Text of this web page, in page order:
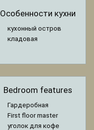
Особенности кухни
кухонный остров
кладовая
Bedroom features
Гардеробная
First floor master
уголок для кофе